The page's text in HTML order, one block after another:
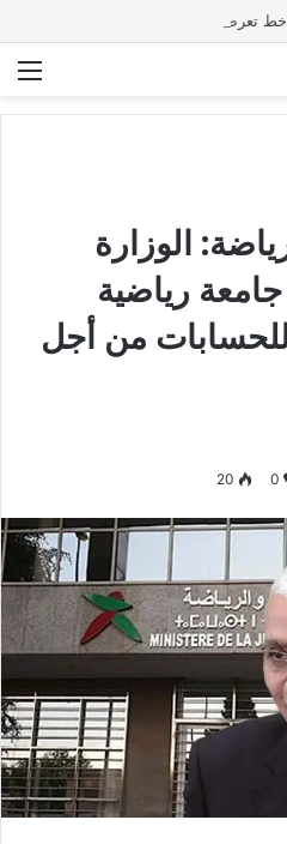
الوزارة
أرسلت ملف 25 جامعة رياضية
من أجل
0
20